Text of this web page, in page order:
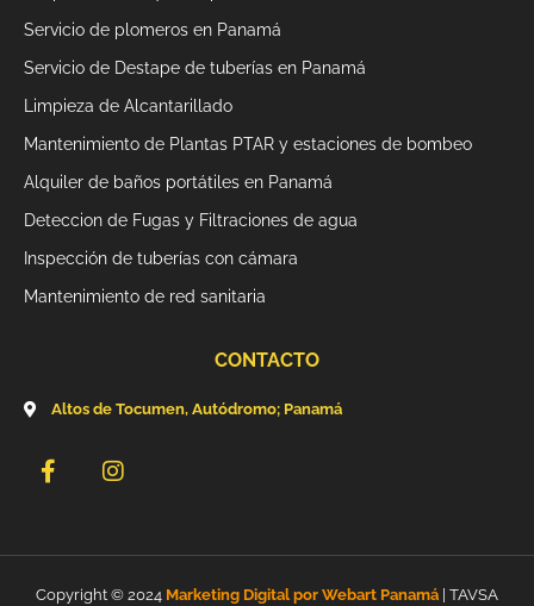
-
f
Servicio de plomeros en Panamá
Servicio de Destape de tuberías en Panamá
Limpieza de Alcantarillado
Mantenimiento de Plantas PTAR y estaciones de bombeo
Alquiler de baños portátiles en Panamá
Deteccion de Fugas y Filtraciones de agua
Inspección de tuberías con cámara
Mantenimiento de red sanitaria
CONTACTO
Altos de Tocumen, Autódromo; Panamá
F
a
b
I
n
a
Copyright © 2024 Marketing Digital por Webart Panamá | TAVSA